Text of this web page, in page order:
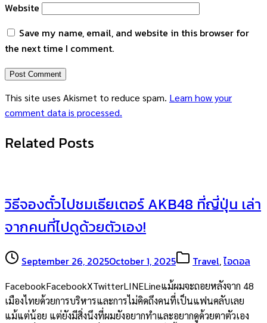
Website
Save my name, email, and website in this browser for
the next time I comment.
This site uses Akismet to reduce spam. Learn how your
comment data is processed.
Related Posts
วิธีจองตั๋วไปชมเธียเตอร์ AKB48 ที่ญี่ปุ่น เล่า
จากคนที่ไปดูด้วยตัวเอง!
September 26, 2025October 1, 2025 Travel,ไอดอล
FacebookFacebookXTwitterLINELineแม้ผมจะถอยหลังจาก 48
เมืองไทยด้วยการบริหารและการไม่คิดถึงคนที่เป็นแฟนคลับเลย
แม้แต่น้อย แต่ยังมีสิ่งนึงที่ผมยังอยากทำและอยากดูด้วยตาตัวเอง